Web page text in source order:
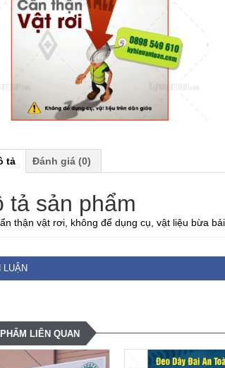
tả Đánh giá (0)
tả sản phẩm
thận vật rơi, không để dụng cụ, vật liệu bừa
LUẬN
LIÊN QUAN